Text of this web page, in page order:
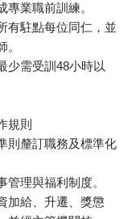
業職前訓練。
駐點每位同仁，並
需受訓48小時以
規則
釐訂職務及標準化
理與福利制度。
給、升遷、獎懲